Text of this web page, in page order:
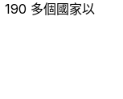
190 多個國家以